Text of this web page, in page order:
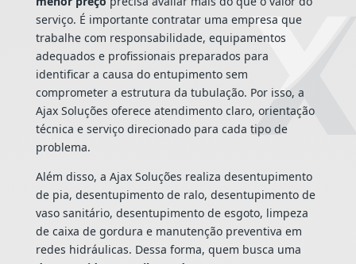
serviço. É importante contratar uma empresa que
trabalhe com responsabilidade, equipamentos
adequados e profissionais preparados para
identificar a causa do entupimento sem
comprometer a estrutura da tubulação. Por isso, a
Ajax Soluções oferece atendimento claro, orientação
técnica e serviço direcionado para cada tipo de
problema.
Além disso, a Ajax Soluções realiza desentupimento
de pia, desentupimento de ralo, desentupimento de
vaso sanitário, desentupimento de esgoto, limpeza
de caixa de gordura e manutenção preventiva em
redes hidráulicas. Dessa forma, quem busca uma